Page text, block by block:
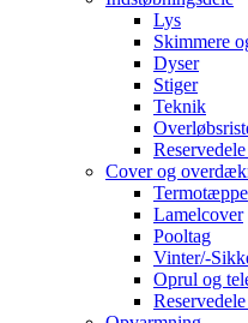
Lys
Skimmere
Dyser
Stiger
Teknik
Cover og
Termotæppe
Lamelcover
Pooltag
Vinter/-
Oprul og